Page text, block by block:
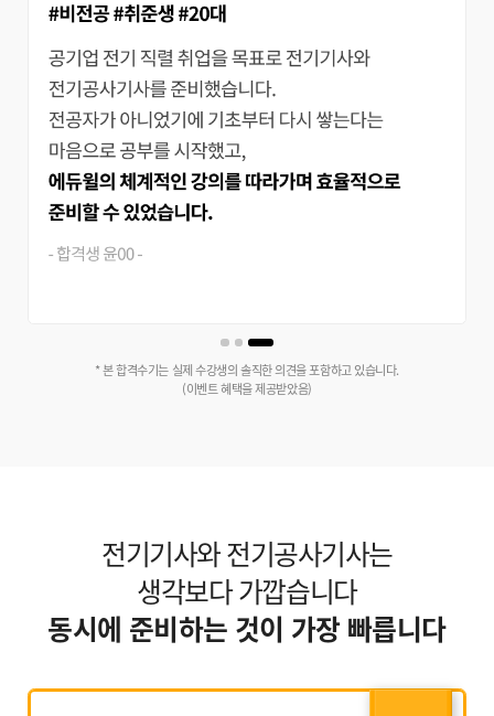
* 본 합격수기는 실제 수강생의 솔직한 의견을 포함하고 있습니다.
(이벤트 혜택을 제공받았음)
전기기사와 전기공사기사는
생각보다 가깝습니다
동시에 준비하는 것이 가장 빠릅니다